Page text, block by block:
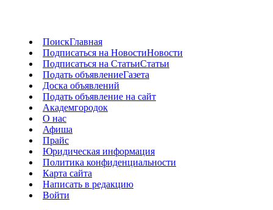
ПоискГлавная
Подписаться на НовостиНовости
Подписаться на СтатьиСтатьи
Подать объявлениеГазета
Доска объявлений
Подать объявление на сайт
Академгородок
О нас
Афиша
Прайс
Юридическая информация
Политика конфиденциальности
Карта сайта
Написать в редакцию
Войти